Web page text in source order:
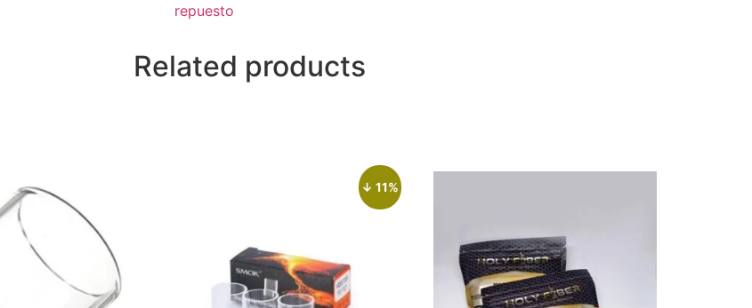
repuesto
Related products
↓ 11%